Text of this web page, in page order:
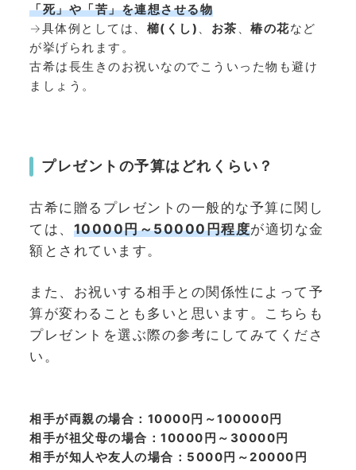
「死」や「苦」を連想させる物
→具体例としては、 櫛(くし) 、 お茶 、 椿の花など
が挙げられます。
古希は長生きのお祝いなのでこういった物も避け
ましょう。
プレゼントの予算はどれくらい？
古希に贈るプレゼントの一般的な予算に関し
ては、 10000円～50000円程度が適切な金
額とされています。
また、お祝いする相手との関係性によって予
算が変わることも多いと思います。こちらも
プレゼントを選ぶ際の参考にしてみてくださ
い。
相手が両親の場合：10000円～100000円
相手が祖父母の場合：10000円～30000円
相手が知人や友人の場合：5000円～20000円